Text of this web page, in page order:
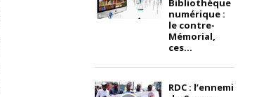
numérique :
le contre-
Mémorial,
ces...
RDC : l’ennemi